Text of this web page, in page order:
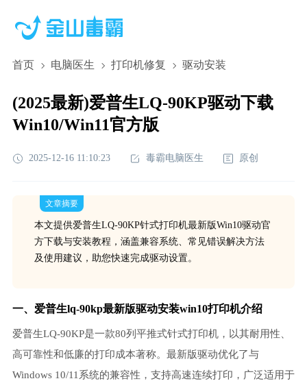
首页 电脑医生 打印机修复 驱动安装
(2025最新)爱普生LQ-90KP驱动下载
Win10/Win11官方版
2025-12-16 11:10:23 毒霸电脑医生 原创
文章摘要
本文提供爱普生LQ-90KP针式打印机最新版Win10驱动官
方下载与安装教程，涵盖兼容系统、常见错误解决方法
及使用建议，助您快速完成驱动设置。
一、爱普生lq-90kp最新版驱动安装win10打印机介绍
爱普生LQ-90KP是一款80列平推式针式打印机，以其耐用性、
高可靠性和低廉的打印成本著称。最新版驱动优化了与
Windows 10/11系统的兼容性，支持高速连续打印，广泛适用于